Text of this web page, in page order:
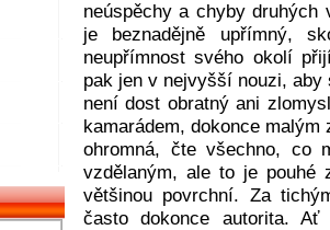
neúspěchy a chyby druhých
je beznadějně upřímný,
neupřímnost svého okolí
pak jen v nejvyšší nouzi,
není dost obratný ani
kamarádem, dokonce
ohromná, čte všechno, co
vzdělaným, ale to je pouhé
většinou povrchní. Za
často dokonce autorita.